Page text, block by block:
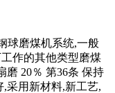
球磨煤机系统,一般
作的其他类型磨煤
磨 20％ 第36条 保持
采用新材料,新工艺,